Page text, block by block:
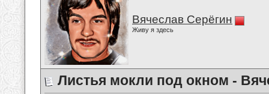
Вячеслав Серёгин
Живу я здесь
Листья мокли под окном -